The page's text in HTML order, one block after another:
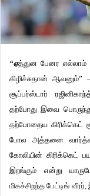
“ஏத்துன பேனர
கிழிச்சுதான் ஆவனும்”
சூப்பர்ஸ்டார்
தற்போது இவை
தற்போதைய கிரிக்கெட்
போல அத்தனை
கோலியின் கிரிக்கெட்
இறங்கும் என்று
மிகச்சிறந்த பேட்டிங்